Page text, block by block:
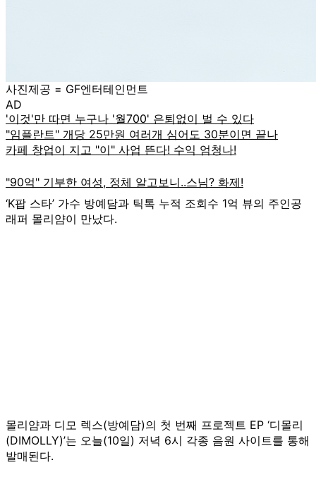
사진제공 = GF엔터테인먼트
AD
‘K팝 스타’ 가수 방예담과 틱톡 누적 조회수 1억 뷰의 주인공
래퍼 몰리얌이 만났다.
몰리얌과 디모 렉스(방예담)의 첫 번째 프로젝트 EP ‘디몰리
(DIMOLLY)’는 오늘(10일) 저녁 6시 각종 음원 사이트를 통해
발매된다.